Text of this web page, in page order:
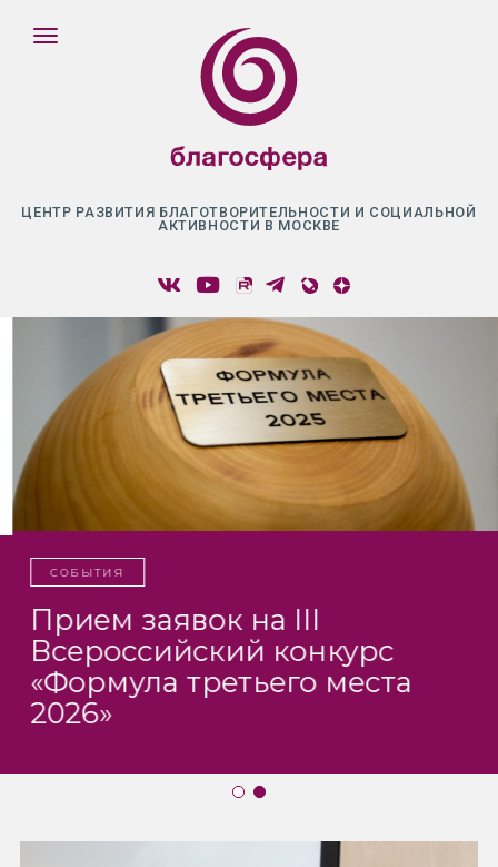
ЦЕНТР РАЗВИТИЯ БЛАГОТВОРИТЕЛЬНОСТИ И СОЦИАЛЬНОЙ
АКТИВНОСТИ В МОСКВЕ
СОБЫТИЯ
Прием заявок на III
Всероссийский конкурс
«Формула третьего места
2026»